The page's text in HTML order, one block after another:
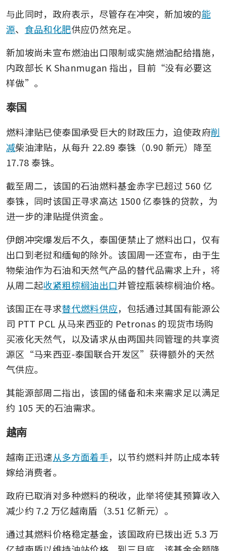
与此同时，政府表示，尽管存在冲突，新加坡的能
源、 食品和化肥供应仍然充足。
新加坡尚未宣布燃油出口限制或实施燃油配给措施，
内政部长 K Shanmugan 指出，目前“没有必要这
样做”。
泰国
燃料津贴已使泰国承受巨大的财政压力，迫使政府削
减柴油津贴，从每升 22.89 泰铢（0.90 新元）降至
17.78 泰铢。
截至周二，该国的石油燃料基金赤字已超过 560 亿
泰铢，同时该国正寻求高达 1500 亿泰铢的贷款，为
进一步的津贴提供资金。
伊朗冲突爆发后不久，泰国便禁止了燃料出口，仅有
出口到老挝和缅甸的除外。该国周一还宣布，由于生
物柴油作为石油和天然气产品的替代品需求上升，将
从周二起收紧粗棕榈油出口并管控瓶装棕榈油价格。
该国正在寻求替代燃料供应，包括通过其国有能源公
司 PTT PCL 从马来西亚的 Petronas 的现货市场购
买液化天然气，以及请求从由两国共同管理的共享资
源区“马来西亚-泰国联合开发区”获得额外的天然
气供应。
其能源部周二指出，该国的储备和未来需求足以满足
约 105 天的石油需求。
越南
越南正迅速从多方面着手，以节约燃料并防止成本转
嫁给消费者。
政府已取消对多种燃料的税收，此举将使其预算收入
减少约 7.2 万亿越南盾（3.51 亿新元）。
通过其燃料价格稳定基金，该国政府已拨出近 5.3 万